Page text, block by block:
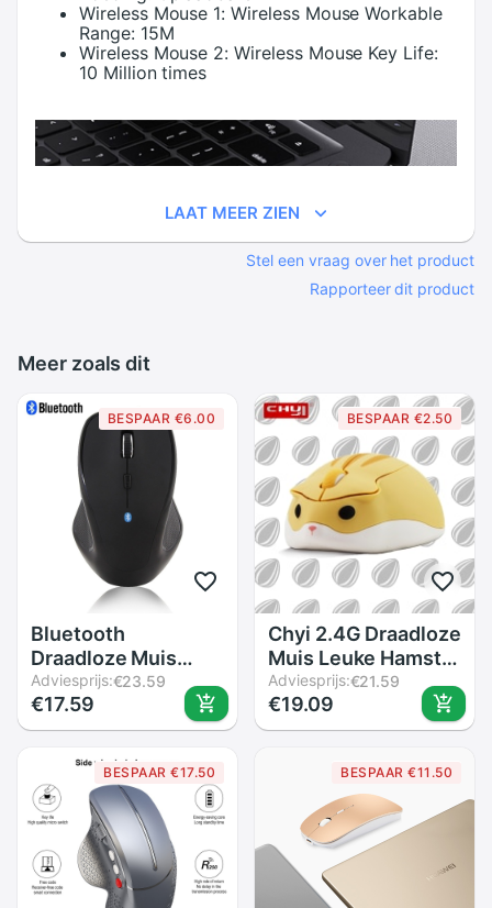
Wireless Mouse 1: Wireless Mouse Workable
Range: 15M
Wireless Mouse 2: Wireless Mouse Key Life:
10 Million times
LAAT MEER ZIEN
Stel een vraag over het product
Rapporteer dit product
Meer zoals dit
BESPAAR €6.00
Bluetooth
Draadloze Muis
Ergonomische Bt
3.0 Optische
Computer Gaming
Mause 6 Knoppen
1600 Dpi Kantoor
Gamer Muizen Voor
Laptop Mac pc
Adviesprijs:€23.59
€17.59
BESPAAR €2.50
Chyi 2.4G Draadloze
Muis Leuke Hamster
Mause 1200 Dpi Usb
Mini Optische
Computer Muizen
laptop Notebook
Adviesprijs:€21.59
€19.09
BESPAAR €17.50 BESPAAR €11.50